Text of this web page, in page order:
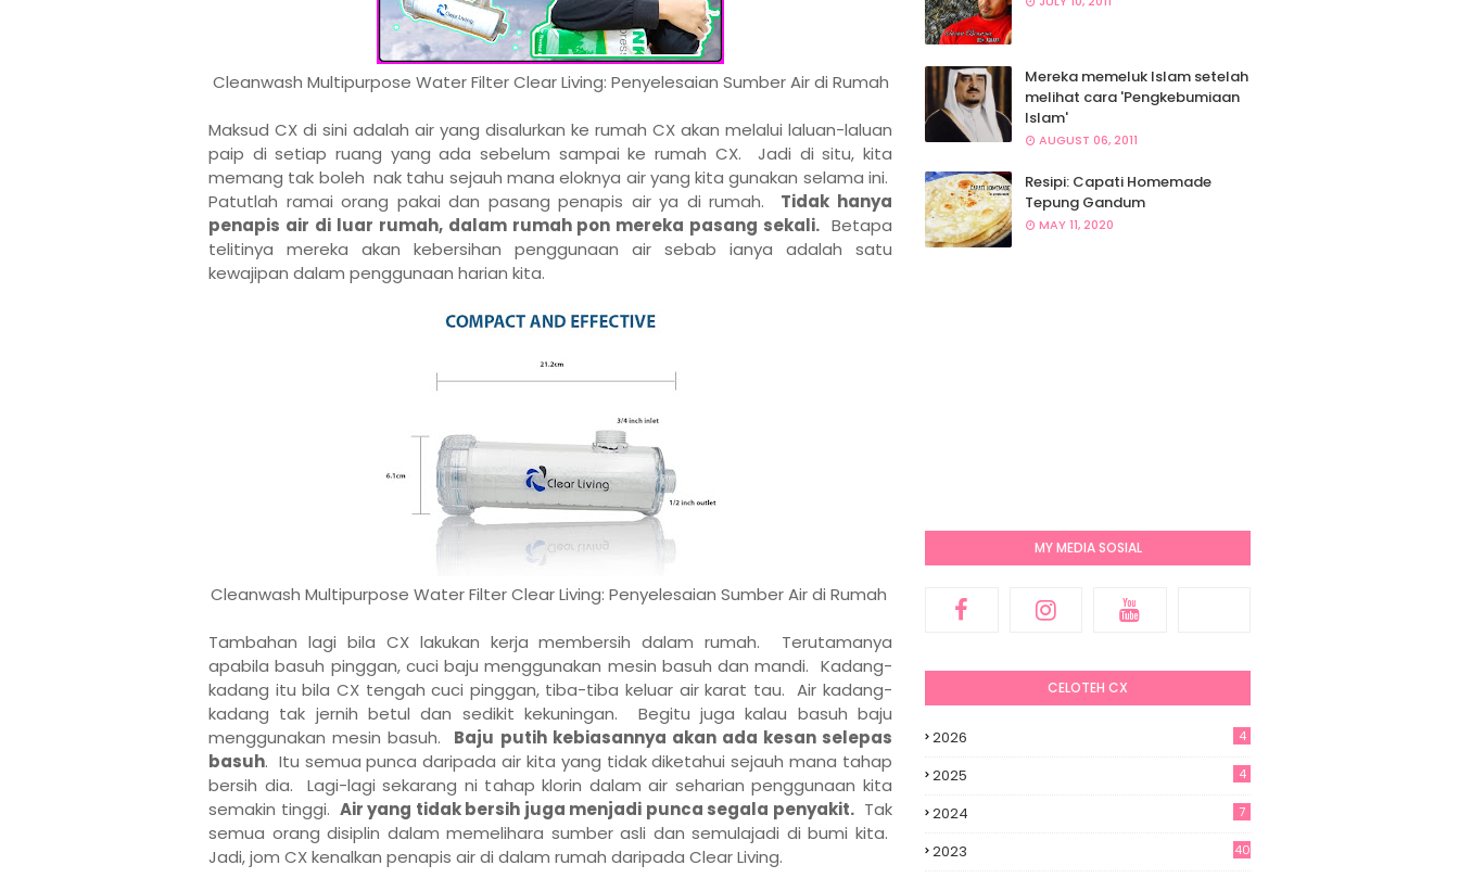
Cleanwash Multipurpose Water Filter Clear Living: Penyelesaian Sumber Air di Rumah
Maksud CX di sini adalah air yang disalurkan ke rumah CX akan melalui laluan-laluan
paip di setiap ruang yang ada sebelum sampai ke rumah CX. Jadi di situ, kita
memang tak boleh nak tahu sejauh mana eloknya air yang kita gunakan selama ini.
Patutlah ramai orang pakai dan pasang penapis air ya di rumah. Tidak hanya
penapis air di luar rumah, dalam rumah pon mereka pasang sekali. Betapa
telitinya mereka akan kebersihan penggunaan air sebab ianya adalah satu
kewajipan dalam penggunaan harian kita.
Cleanwash Multipurpose Water Filter Clear Living: Penyelesaian Sumber Air di Rumah
Tambahan lagi bila CX lakukan kerja membersih dalam rumah. Terutamanya
apabila basuh pinggan, cuci baju menggunakan mesin basuh dan mandi. Kadang-
kadang itu bila CX tengah cuci pinggan, tiba-tiba keluar air karat tau. Air kadang-
kadang tak jernih betul dan sedikit kekuningan. Begitu juga kalau basuh baju
menggunakan mesin basuh. Baju putih kebiasannya akan ada kesan selepas
basuh. Itu semua punca daripada air kita yang tidak diketahui sejauh mana tahap
bersih dia. Lagi-lagi sekarang ni tahap klorin dalam air seharian penggunaan kita
semakin tinggi. Air yang tidak bersih juga menjadi punca segala penyakit.Tak
semua orang disiplin dalam memelihara sumber asli dan semulajadi di bumi kita.
Jadi, jom CX kenalkan penapis air di dalam rumah daripada Clear Living.
Mereka memeluk Islam setelah
melihat cara 'Pengkebumiaan
Islam'
AUGUST 06, 2011
Resipi: Capati Homemade
Tepung Gandum
MAY 11, 2020
MY MEDIA SOSIAL
CELOTEH CX
2026 4
2025 4
2024 7
2023 40